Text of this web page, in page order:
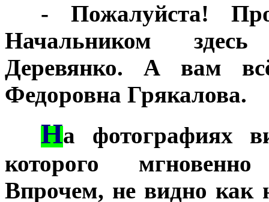
- Пожалуйста!
Начальником
Деревянко. А вам
Федоровна Грякалова.
На фотографиях
которого
Впрочем, не видно как